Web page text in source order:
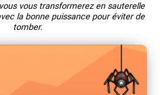
vous transformerez en sauterelle
la bonne puissance pour éviter de
tomber.